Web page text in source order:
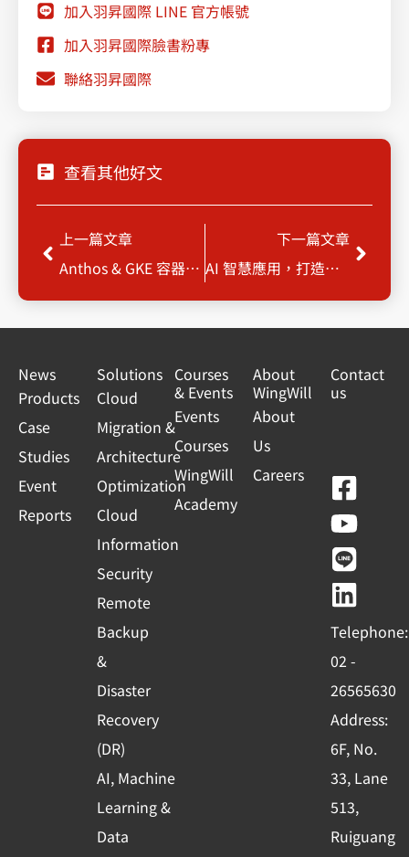
加入羽昇國際 LINE 官方帳號
加入羽昇國際臉書粉專
聯絡羽昇國際
查看其他好文
Prev
上一篇文章
Anthos & GKE 容器化實戰，實現跨雲無縫管理
下一篇文章
AI 智慧應用，打造超高效能網站 – 從 AI 小編客服到 CRM 整合_
Next
News
Products
Case
Studies
Event
Reports
Solutions
Cloud
Migration &
Architecture
Optimization
Cloud
Information
Security
Remote
Backup
&
Disaster
Recovery
(DR)
AI, Machine
Learning &
Data
Courses
& Events
Events
Courses
WingWill
Academy
About
WingWill
About
Us
Careers
Contact
us
F
a
c
e
b
o
o
k
-
s
q
u
a
r
Y
o
u
t
u
b
e
L
i
n
e
L
i
n
k
e
d
i
n
Telephone:
02 -
26565630
Address:
6F, No.
33, Lane
513,
Ruiguang